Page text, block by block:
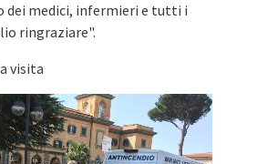
dei medici, infermieri e tutti i
ringraziare".
visita